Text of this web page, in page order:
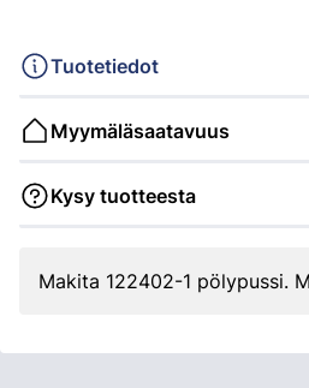
Tuotetiedot
Myymäläsaatavuus
Kysy tuotteesta
Makita 122402-1 pölypussi.